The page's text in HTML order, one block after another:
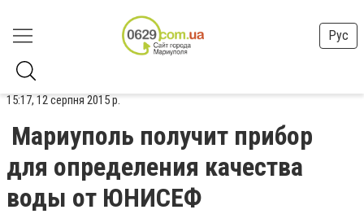
Рус
15:17, 12 серпня 2015 р.
Мариуполь получит прибор
для определения качества
воды от ЮНИСЕФ